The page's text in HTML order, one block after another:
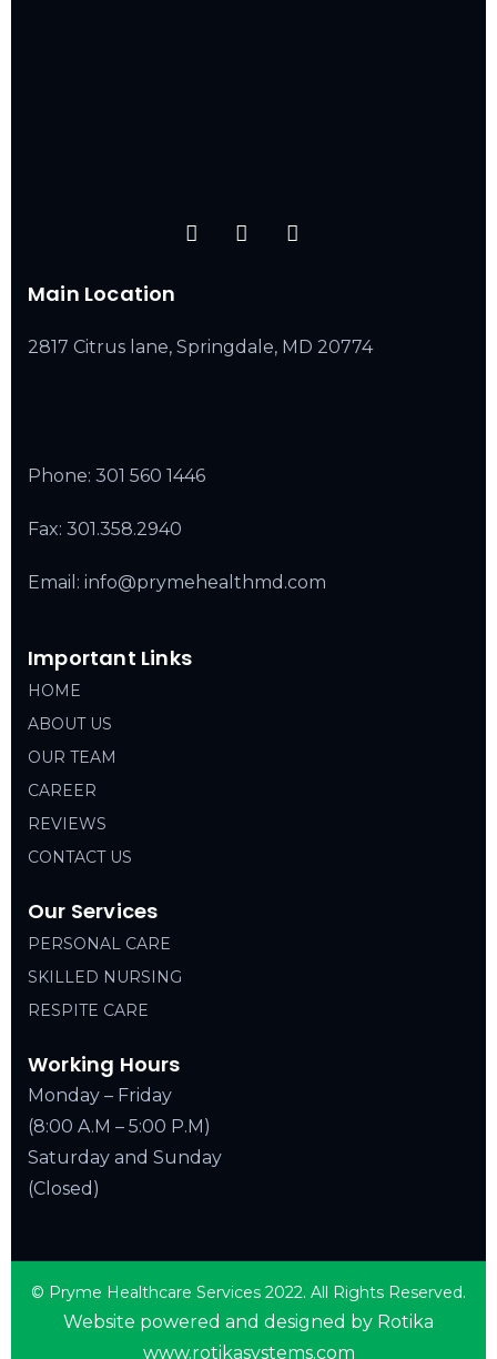
Main Location
2817 Citrus lane, Springdale, MD 20774
Phone: 301 560 1446
Fax: 301.358.2940
Email: info@prymehealthmd.com
Important Links
HOME
ABOUT US
OUR TEAM
CAREER
REVIEWS
CONTACT US
Our Services
PERSONAL CARE
SKILLED NURSING
RESPITE CARE
Working Hours
Monday – Friday
(8:00 A.M – 5:00 P.M)
Saturday and Sunday
(Closed)
© Pryme Healthcare Services 2022. All Rights Reserved.
Website powered and designed by Rotika
www.rotikasystems.com